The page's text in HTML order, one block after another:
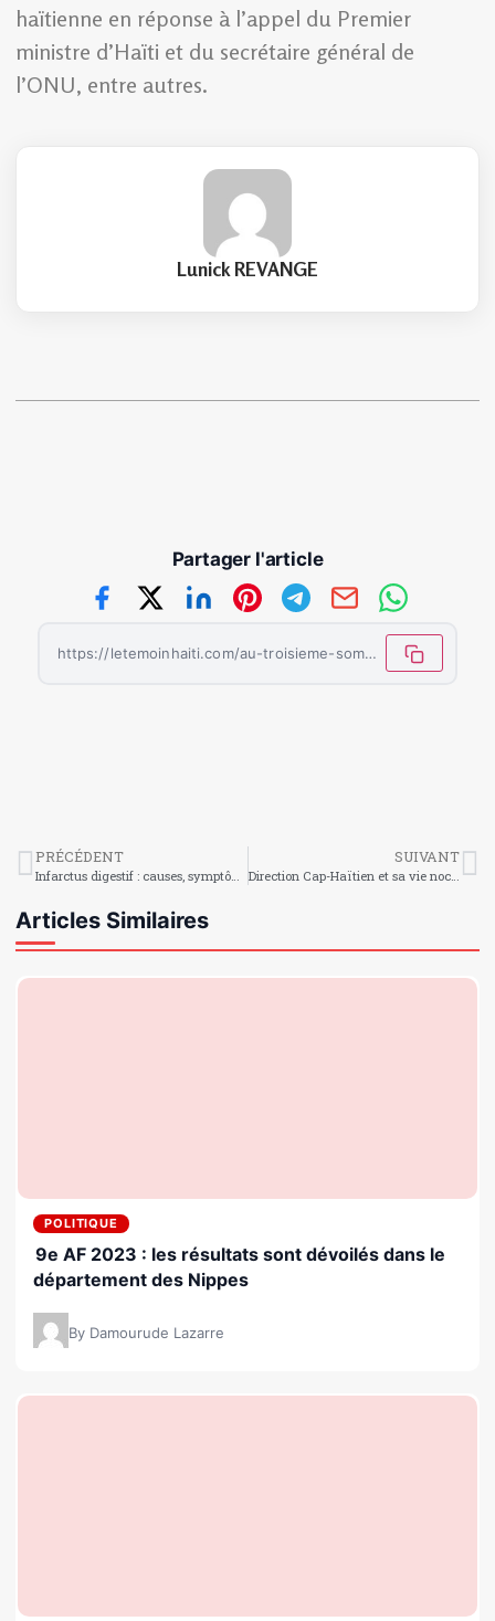
haïtienne en réponse à l’appel du Premier
ministre d’Haïti et du secrétaire général de
l’ONU, entre autres.
Lunick REVANGE
Partager l'article
https://letemoinhaiti.com/au-troisieme-sommet-de-l-ue-celac-emmanuel-macron-a-reitere-le-soutien-de-la-france-a-haiti/
PRÉCÉDENT SUIVANT
Direction Cap-Haïtien et sa vie nocturne !
Articles Similaires
POLITIQUE
9e AF 2023 : les résultats sont dévoilés dans le
département des Nippes
By Damourude Lazarre